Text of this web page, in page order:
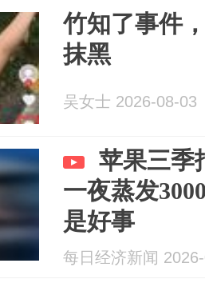
竹知了事件
抹黑
吴女士 2026-08-03
苹果三季
一夜蒸发
是好事
每日经济新闻